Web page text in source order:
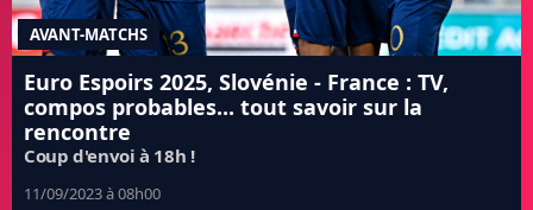
AVANT-MATCHS
Euro Espoirs 2025, Slovénie - France : TV,
compos probables... tout savoir sur la
rencontre
Coup d'envoi à 18h !
11/09/2023 à 08h00